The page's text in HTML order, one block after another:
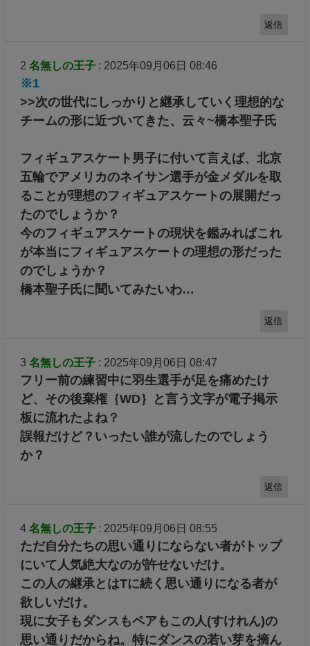
返信
2 名無しの王子: 2025年09月06日 08:46
※1
>>次の世代にしっかりと継承していく理想的な
チームの形に近づいてきた、云々~橋本聖子氏
フィギュアスケート男子に付いて言えば、北京
五輪でアメリカのネイサン選手が金メダルを取
ることが理想のフィギュアスケートの展開だっ
たのでしょうか？
今のフィギュアスケートの現状を鑑みればこれ
が本当にフィギュアスケートの理想の形だった
のでしょうか？
橋本聖子氏に聞いてみたいわ…
返信
3 名無しの王子: 2025年09月06日 08:47
フリー前の練習中に羽生選手が足を痛めたけ
ど、その後棄権｛WD｝と言う文字が電子掲示
板に流れたよね？
誤報だけど？いったい誰が流したのでしょう
か？
返信
4 名無しの王子: 2025年09月06日 08:55
ただ自分たちの思い通りにならない者がトップ
にいて人気絶大なのが許せないだけ。
この人の継承とはTに続く思い通りになる者が
欲しいだけ。
現に女子もダンスもペアもこの人(すけれん)の
思い通りだからね。特にダンスの若い芽を摘ん